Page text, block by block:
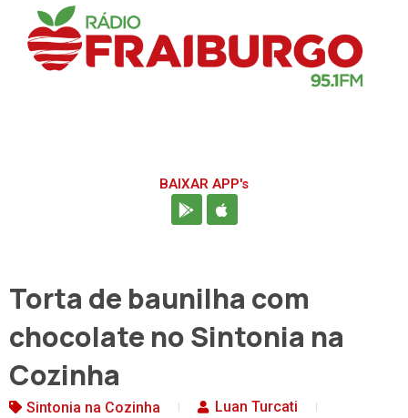
BAIXAR APP's
Torta de baunilha com
chocolate no Sintonia na
Cozinha
Sintonia na Cozinha Luan Turcati